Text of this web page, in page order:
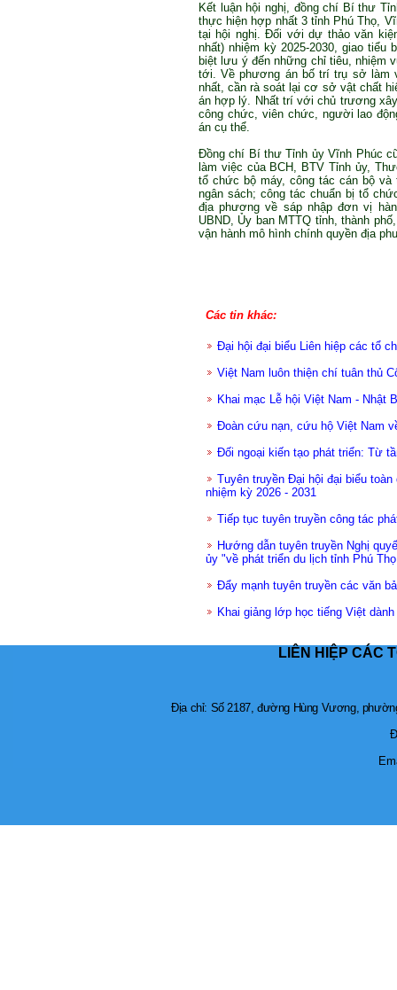
Kết luận hội nghị, đồng chí Bí thư
thực hiện hợp nhất 3 tỉnh Phú Thọ,
tại hội nghị. Đối với dự thảo văn
nhất) nhiệm kỳ 2025-2030, giao
biệt lưu ý đến những chỉ tiêu, nhiệm
tới. Về phương án bố trí trụ sở làm
nhất, cần rà soát lại cơ sở vật chất
án hợp lý. Nhất trí với chủ trương
công chức, viên chức, người lao
án cụ thể.
Đồng chí Bí thư Tỉnh ủy Vĩnh Phúc
làm việc của BCH, BTV Tỉnh ủy,
tổ chức bộ máy, công tác cán bộ
ngân sách; công tác chuẩn bị tổ
địa phương về sáp nhập đơn vị
UBND, Ủy ban MTTQ tỉnh, thành
vận hành mô hình chính quyền địa
Các tin khác:
Đại hội đại biểu Liên hiệp các tổ
Việt Nam luôn thiện chí tuân thủ
Khai mạc Lễ hội Việt Nam - Nhật
Đoàn cứu nạn, cứu hộ Việt Nam
Đối ngoại kiến tạo phát triển: Từ
Tuyên truyền Đại hội đại biểu
nhiệm kỳ 2026 - 2031
Tiếp tục tuyên truyền công tác
Hướng dẫn tuyên truyền Nghị
ủy "về phát triển du lịch tỉnh Phú
Đẩy mạnh tuyên truyền các văn
Khai giảng lớp học tiếng Việt
LIÊN HIỆP CÁC
Địa chỉ: Số 2187, đường Hùng Vương,